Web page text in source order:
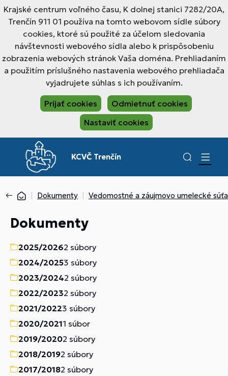
Krajské centrum voľného času, K dolnej stanici 7282/20A,
Trenčín 911 01 používa na tomto webovom sídle súbory
cookies, ktoré sú použité za účelom sledovania
návštevnosti webového sídla alebo k prispôsobeniu
zobrazenia webových stránok Vaša doména. Prehliadaním
a použitím príslušného nastavenia webového prehliadača
vyjadrujete súhlas s ich používaním.
Prijať cookies
Odmietnuť cookies
Nastaviť cookies
KCVČ Trenčín
Dokumenty Vedomostné a záujmovo umelecké
Dokumenty
2025/20262 súbory
2024/20253 súbory
2023/20242 súbory
2022/20232 súbory
2021/20223 súbory
2020/20211 súbor
2019/20202 súbory
2018/20192 súbory
2017/20182 súbory